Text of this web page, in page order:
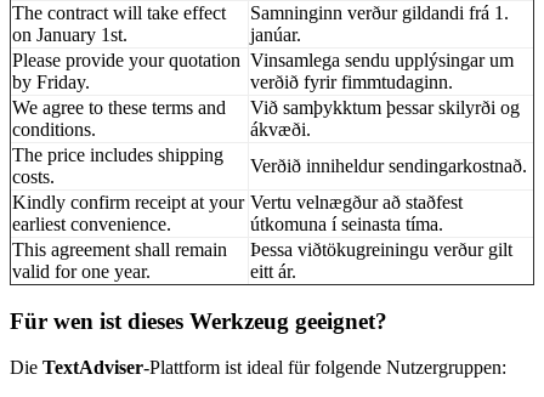
The contract will take effect
on January 1st.
Samninginn verður gildandi frá 1.
janúar.
Please provide your quotation
by Friday.
Vinsamlega sendu upplýsingar um
verðið fyrir fimmtudaginn.
We agree to these terms and
conditions.
Við samþykktum þessar skilyrði og
ákvæði.
The price includes shipping
costs.
Verðið inniheldur sendingarkostnað.
Kindly confirm receipt at your
earliest convenience.
Vertu velnægður að staðfest
útkomuna í seinasta tíma.
This agreement shall remain
valid for one year.
Þessa viðtökugreiningu verður gilt
eitt ár.
Für wen ist dieses Werkzeug geeignet?
Die TextAdviser-Plattform ist ideal für folgende Nutzergruppen: